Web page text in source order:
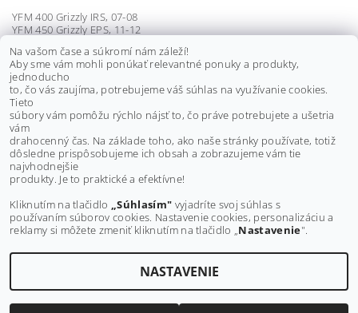
YFM 400 Grizzly IRS, 07-08
YFM 450 Grizzly EPS, 11-12
YFM 400 Kodiak 4WD, 05-06
YFM 450 Kodiak, 05-06
Balenie obsahuje: 2ks čapov riadenia (1ks vnútorný, 1ks vonkajší)
+ matice, závlačky.
Buďte prvý, kto napíše príspevok k tejto položke.
2026 ©MAXMOTO.SK, všetky práva vyhradenéUpraviť nastavenie cookies
Na vašom čase a súkromí nám záleží!
Aby sme vám mohli ponúkať relevantné ponuky a produkty,
jednoducho
to, čo vás zaujíma, potrebujeme váš súhlas na využívanie cookies.
Tieto
súbory vám pomôžu rýchlo nájsť to, čo práve potrebujete a ušetria
vám
drahocenný čas. Na základe toho, ako naše stránky používate, totiž
dôsledne prispôsobujeme ich obsah a zobrazujeme vám tie
najvhodnejšie
produkty. Je to praktické a efektívne!
Kliknutím na tlačidlo „Súhlasím" vyjadríte svoj súhlas s
používaním súborov cookies. Nastavenie cookies, personalizáciu a
reklamy si môžete zmeniť kliknutím na tlačidlo „Nastavenie".
NASTAVENIE